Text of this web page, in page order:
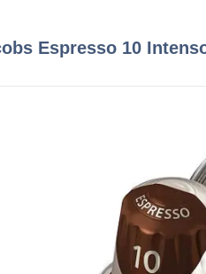
Espresso 10